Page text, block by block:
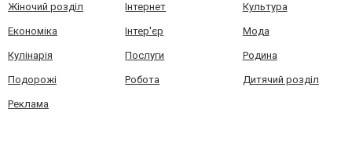
Жіночий розділ Інтернет Культура
Економіка Інтер'єр Мода
Кулінарія Послуги Родина
Подорожі Робота Дитячий розділ
Реклама